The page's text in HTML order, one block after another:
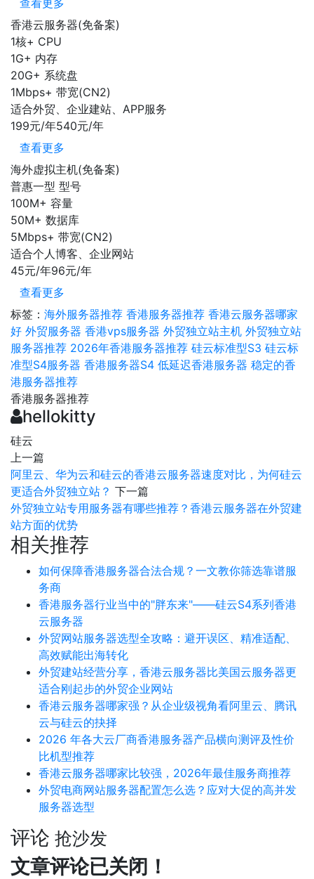
查看更多
香港云服务器(免备案)
1核+ CPU
1G+ 内存
20G+ 系统盘
1Mbps+ 带宽(CN2)
适合外贸、企业建站、APP服务
199元/年540元/年
查看更多
海外虚拟主机(免备案)
普惠一型 型号
100M+ 容量
50M+ 数据库
5Mbps+ 带宽(CN2)
适合个人博客、企业网站
45元/年96元/年
查看更多
标签： 海外服务器推荐 香港服务器推荐 香港云服务器哪家
好 外贸服务器 香港vps服务器 外贸独立站主机 外贸独立站
服务器推荐 2026年香港服务器推荐 硅云标准型S3 硅云标
准型S4服务器 香港服务器S4 低延迟香港服务器 稳定的香
港服务器推荐
香港服务器推荐
hellokitty
硅云
上一篇
阿里云、华为云和硅云的香港云服务器速度对比，为何硅云
更适合外贸独立站？ 下一篇
外贸独立站专用服务器有哪些推荐？香港云服务器在外贸建
站方面的优势
相关推荐
如何保障香港服务器合法合规？一文教你筛选靠谱服
务商
香港服务器行业当中的"胖东来"——硅云S4系列香港
云服务器
外贸网站服务器选型全攻略：避开误区、精准适配、
高效赋能出海转化
外贸建站经营分享，香港云服务器比美国云服务器更
适合刚起步的外贸企业网站
香港云服务器哪家强？从企业级视角看阿里云、腾讯
云与硅云的抉择
2026 年各大云厂商香港服务器产品横向测评及性价
比机型推荐
香港云服务器哪家比较强，2026年最佳服务商推荐
外贸电商网站服务器配置怎么选？应对大促的高并发
服务器选型
评论 抢沙发
文章评论已关闭！